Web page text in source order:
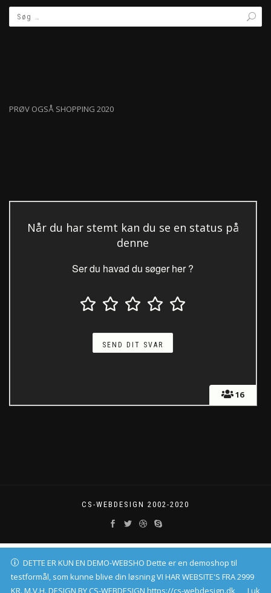
PRØV OGSÅ SHOPPING 2020
16
Når du har stemt kan du se en status på
denne
Ser du havad du søger her ?
CS-WEBDESIGN 2002-2020
DETTE ER KUN EN DEMO-WEBSHO Dette er en demoshop til
testformål, som kunne blive din løsning VI HAR WEBSITE'S FRA 2999
KR. M.V.H. DESIGN BY CS-WEBDESIGN https://cs-webdesign.dk
Luk